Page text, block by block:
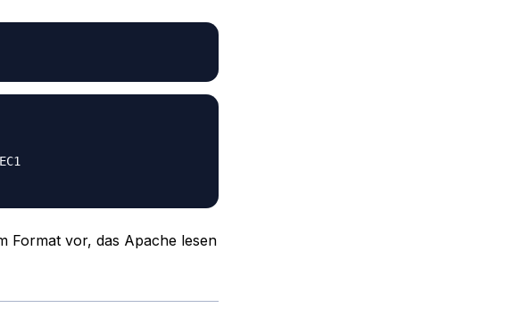
Format vor, das Apache lesen